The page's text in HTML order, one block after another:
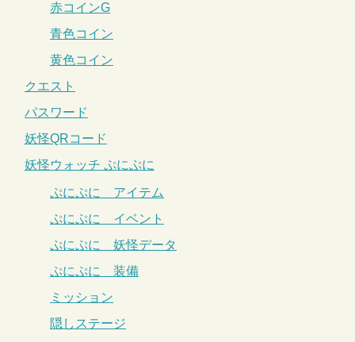
赤コインG
青色コイン
黄色コイン
クエスト
パスワード
妖怪QRコード
妖怪ウォッチ ぷにぷに
ぷにぷに アイテム
ぷにぷに イベント
ぷにぷに 妖怪データ
ぷにぷに 装備
ミッション
隠しステージ